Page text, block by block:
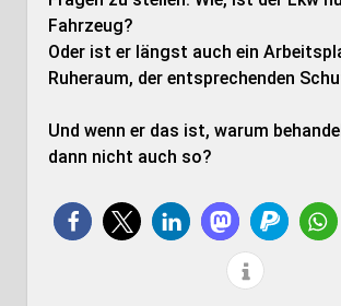
Fahrzeug?
Oder ist er längst auch ein
Ruheraum, der entsprechenden
Und wenn er das ist, warum
dann nicht auch so?